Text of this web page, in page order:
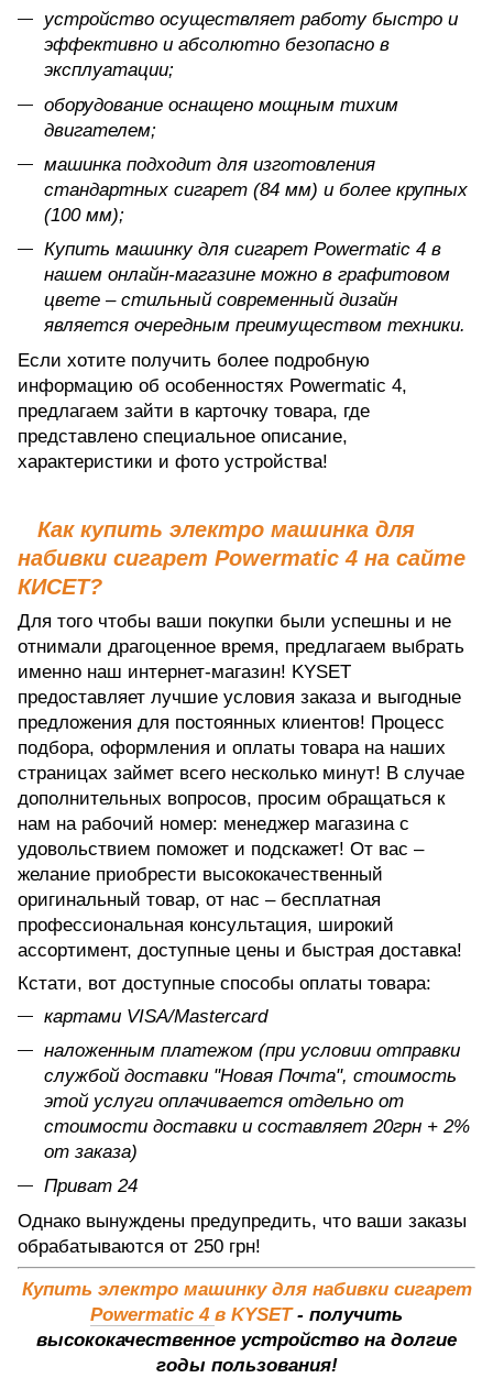
устройство осуществляет работу быстро и
эффективно и абсолютно безопасно в
эксплуатации;
оборудование оснащено мощным тихим
двигателем;
машинка подходит для изготовления
стандартных сигарет (84 мм) и более крупных
(100 мм);
Купить машинку для сигарет Powermatic 4 в
нашем онлайн-магазине можно в графитовом
цвете – стильный современный дизайн
является очередным преимуществом техники.
Если хотите получить более подробную
информацию об особенностях Powermatic 4,
предлагаем зайти в карточку товара, где
представлено специальное описание,
характеристики и фото устройства!
Как купить электро машинка для
набивки сигарет Powermatic 4 на сайте
КИСЕТ?
Для того чтобы ваши покупки были успешны и не
отнимали драгоценное время, предлагаем выбрать
именно наш интернет-магазин! KYSET
предоставляет лучшие условия заказа и выгодные
предложения для постоянных клиентов! Процесс
подбора, оформления и оплаты товара на наших
страницах займет всего несколько минут! В случае
дополнительных вопросов, просим обращаться к
нам на рабочий номер: менеджер магазина с
удовольствием поможет и подскажет! От вас –
желание приобрести высококачественный
оригинальный товар, от нас – бесплатная
профессиональная консультация, широкий
ассортимент, доступные цены и быстрая доставка!
Кстати, вот доступные способы оплаты товара:
картами VISA/Mastercard
наложенным платежом (при условии отправки
службой доставки "Новая Почта", стоимость
этой услуги оплачивается отдельно от
стоимости доставки и составляет 20грн + 2%
от заказа)
Приват 24
Однако вынуждены предупредить, что ваши заказы
обрабатываются от 250 грн!
Купить электро машинку для набивки сигарет
Powermatic 4 в KYSET- получить
высококачественное устройство на долгие
годы пользования!